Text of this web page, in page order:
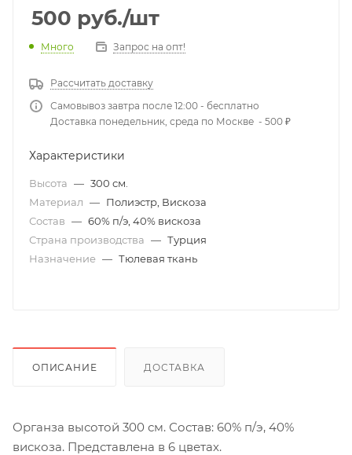
500 руб./шт
Много Запрос на опт!
Рассчитать доставку
Самовывоз завтра после 12:00 - бесплатно
Доставка понедельник, среда по Москве - 500 ₽
Характеристики
Высота — 300 см.
Материал — Полиэстр, Вискоза
Состав — 60% п/э, 40% вискоза
Страна производства — Турция
Назначение — Тюлевая ткань
ОПИСАНИЕ ДОСТАВКА
Органза высотой 300 см. Состав: 60% п/э, 40%
вискоза. Представлена в 6 цветах.